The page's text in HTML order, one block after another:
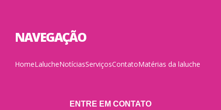
NAVEGAÇÃO
HomeLalucheNotíciasServiçosContatoMatérias da laluche
ENTRE EM CONTATO